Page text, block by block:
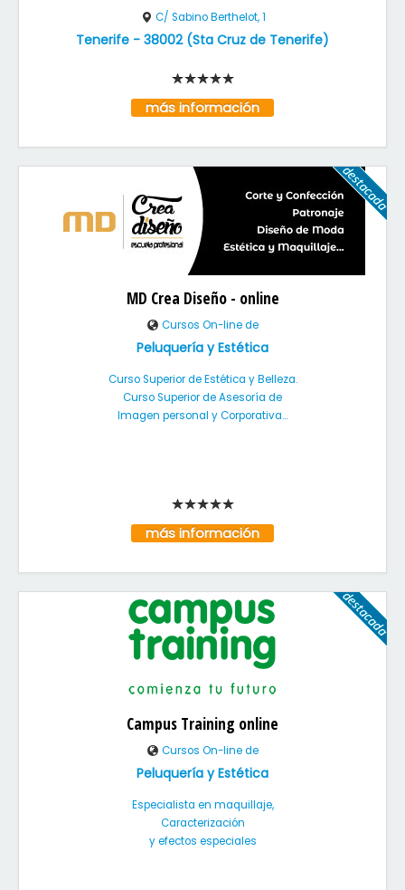
C/ Sabino Berthelot, 1
Tenerife - 38002(Sta Cruz de Tenerife)
más información
MD Crea Diseño - online
Cursos On-line de
Peluquería y Estética
Curso Superior de Estética y Belleza.
Curso Superior de Asesoría de
Imagen personal y Corporativa...
más información
Campus Training online
Cursos On-line de
Peluquería y Estética
Especialista en maquillaje,
Caracterización
y efectos especiales